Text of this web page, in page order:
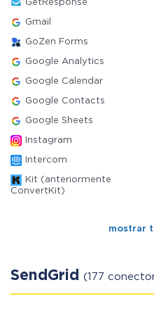
GetResponse
Gmail
GoZen Forms
Google Analytics
Google Calendar
Google Contacts
Google Sheets
Instagram
Intercom
Kit (anteriormente
ConvertKit)
mostrar
SendGrid (177